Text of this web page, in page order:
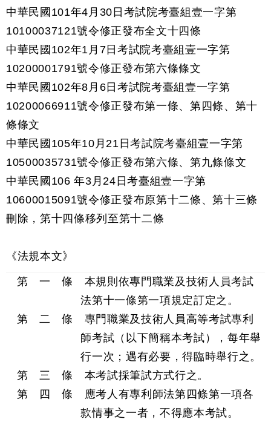
中華民國101年4月30日考試院考臺組壹一字第
10100037121號令修正發布全文十四條
中華民國102年1月7日考試院考臺組壹一字第
10200001791號令修正發布第六條條文
中華民國102年8月6日考試院考臺組壹一字第
10200066911號令修正發布第一條、第四條、第十
條條文
中華民國105年10月21日考試院考臺組壹一字第
10500035731號令修正發布第六條、第九條條文
中華民國106 年3月24日考臺組壹一字第
10600015091號令修正發布原第十二條、第十三條
刪除，第十四條移列至第十二條
《法規本文》
第 一 條 本規則依專門職業及技術人員考試
法第十一條第一項規定訂定之。
第 二 條 專門職業及技術人員高等考試專利
師考試（以下簡稱本考試），每年舉
行一次；遇有必要，得臨時舉行之。
第 三 條 本考試採筆試方式行之。
第 四 條 應考人有專利師法第四條第一項各
款情事之一者，不得應本考試。